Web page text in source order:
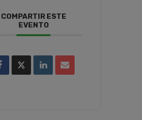
COMPARTIR ESTE
EVENTO